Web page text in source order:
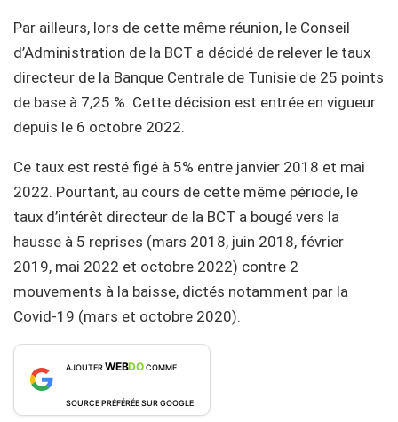
Par ailleurs, lors de cette même réunion, le Conseil
d’Administration de la BCT a décidé de relever le taux
directeur de la Banque Centrale de Tunisie de 25 points
de base à 7,25 %. Cette décision est entrée en vigueur
depuis le 6 octobre 2022.
Ce taux est resté figé à 5% entre janvier 2018 et mai
2022. Pourtant, au cours de cette même période, le
taux d’intérêt directeur de la BCT a bougé vers la
hausse à 5 reprises (mars 2018, juin 2018, février
2019, mai 2022 et octobre 2022) contre 2
mouvements à la baisse, dictés notamment par la
Covid-19 (mars et octobre 2020).
AJOUTERWEBDOCOMME
SOURCE PRÉFÉRÉE SUR GOOGLE